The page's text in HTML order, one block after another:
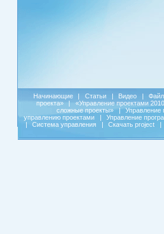
Начинающие | Статьи | Видео |
проекта»
| «Управление проектами
сложные проекты»
| Управление
управлению проектами
| Управление
|
Система управления | Скачать project |